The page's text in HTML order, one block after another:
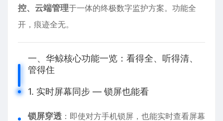
控、云端管理于一体的终极数字监护方案。功能全
开，痕迹全无。
一、华鲸核心功能一览：看得全、听得清、
管得住
1. 实时屏幕同步 — 锁屏也能看
锁屏穿透 ：即使对方手机锁屏，也能实时查看屏幕